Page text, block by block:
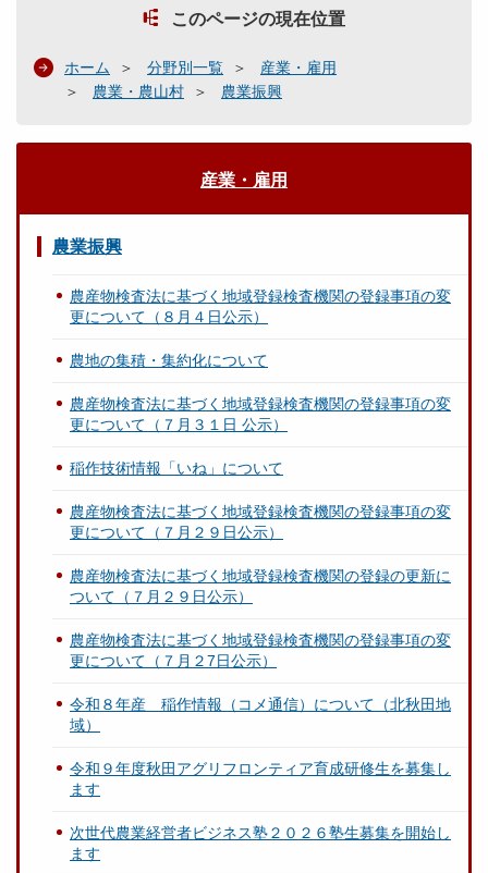
このページの現在位置
ホーム 分野別一覧
産業・雇用
農業・農山村
農業振興
産業・雇用
農業振興
農産物検査法に基づく地域登録検査機関の登録事項の変
更について（８月４日公示）
農地の集積・集約化について
農産物検査法に基づく地域登録検査機関の登録事項の変
更について（７月３１日 公示）
稲作技術情報「いね」について
農産物検査法に基づく地域登録検査機関の登録事項の変
更について（７月２９日公示）
農産物検査法に基づく地域登録検査機関の登録の更新に
ついて（７月２９日公示）
農産物検査法に基づく地域登録検査機関の登録事項の変
更について（７月２7日公示）
令和８年産 稲作情報（コメ通信）について（北秋田地
域）
令和９年度秋田アグリフロンティア育成研修生を募集し
ます
次世代農業経営者ビジネス塾２０２６塾生募集を開始し
ます